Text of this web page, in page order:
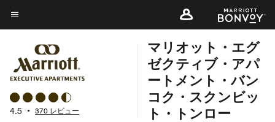
Skip
to
content
メニューのテキスト
4.5 • 370 レビュー
マリオット・エグ
ゼクティブ・アパ
ートメント・バン
コク・スクンビッ
ト・トンロー